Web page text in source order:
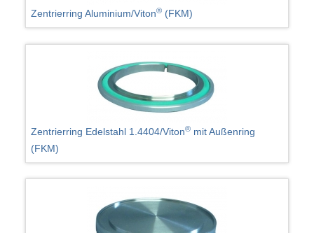
Zentrierring Aluminium/Viton® (FKM)
Zentrierring Edelstahl 1.4404/Viton® mit Außenring
(FKM)